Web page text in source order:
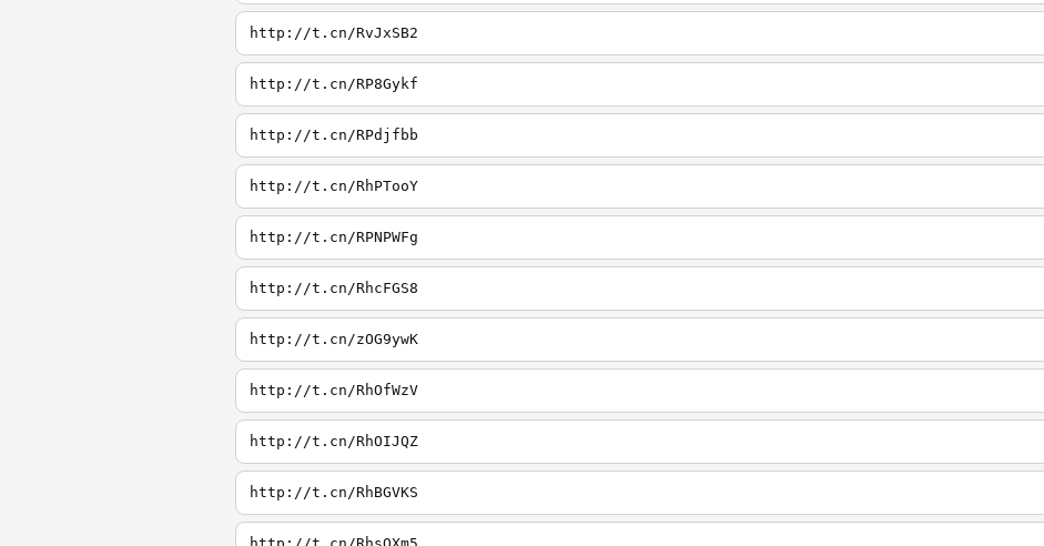
http://t.cn/RvJxSB2
http://t.cn/RP8Gykf
http://t.cn/RPdjfbb
http://t.cn/RhPTooY
http://t.cn/RPNPWFg
http://t.cn/RhcFGS8
http://t.cn/zOG9ywK
http://t.cn/RhOfWzV
http://t.cn/RhOIJQZ
http://t.cn/RhBGVKS